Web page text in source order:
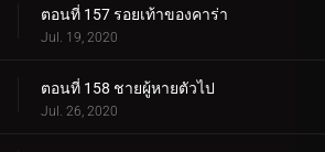
ตอนที่ 157 รอยเท้าของคาร่า
Jul. 19, 2020
ตอนที่ 158 ชายผู้หายตัวไป
Jul. 26, 2020